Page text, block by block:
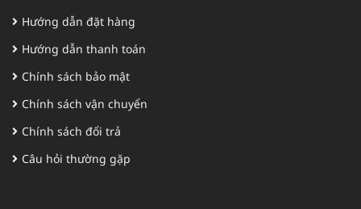
Hướng dẫn đặt hàng
Hướng dẫn thanh toán
Chính sách bảo mật
Chính sách vận chuyển
Chính sách đổi trả
Câu hỏi thường gặp